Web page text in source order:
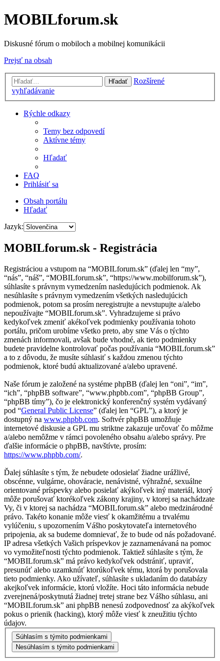
MOBILforum.sk
Diskusné fórum o mobiloch a mobilnej komunikácii
Prejsť na obsah
Hľadať
Rozšírené
vyhľadávanie
Rýchle odkazy
Temy bez odpovedí
Aktívne témy
Hľadať
FAQ
Prihlásiť sa
Obsah portálu
Hľadať
Jazyk:
MOBILforum.sk - Registrácia
Registráciou a vstupom na “MOBILforum.sk” (ďalej len “my”,
“nás”, “náš”, “MOBILforum.sk”, “https://www.mobilforum.sk”),
súhlasíte s právnym vymedzením nasledujúcich podmienok. Ak
nesúhlasíte s právnym vymedzením všetkých nasledujúcich
podmienok, potom sa prosím neregistrujte a nevstupujte a/alebo
nepoužívajte “MOBILforum.sk”. Vyhradzujeme si právo
kedykoľvek zmeniť akékoľvek podmienky používania tohoto
portálu, pričom urobíme všetko preto, aby sme Vás o týchto
zmenách informovali, avšak bude vhodné, ak tieto podmienky
budete pravidelne kontrolovať počas používania “MOBILforum.sk”
a to z dôvodu, že musíte súhlasiť s každou zmenou týchto
podmienok, ktoré budú aktualizované a/alebo upravené.
Naše fórum je založené na systéme phpBB (ďalej len “oni”, “im”,
“ich”, “phpBB software”, “www.phpbb.com”, “phpBB Group”,
“phpBB tímy”), čo je elektronický konferenčný systém vydávaný
pod “General Public License” (ďalej len “GPL”), a ktorý je
dostupný na www.phpbb.com. Softvér phpBB umožňuje
internetové diskusie a GPL mu striktne zakazuje určovať čo môžme
a/alebo nemôžme v rámci povoleného obsahu a/alebo správy. Pre
ďalšie informácie o phpBB, navštívte, prosím:
https://www.phpbb.com/.
Ďalej súhlasíte s tým, že nebudete odosielať žiadne urážlivé,
obscénne, vulgárne, ohováracie, nenávistné, výhražné, sexuálne
orientované príspevky alebo posielať akýkoľvek iný materiál, ktorý
môže porušovať ktorékoľvek zákony krajiny, v ktorej sa nachádzate
Vy, či v ktorej sa nachádza “MOBILforum.sk” alebo medzinárodné
právo. Takéto konanie môže viesť k okamžitému a trvalému
vylúčeniu, s upozornením Vášho poskytovateľa internetového
pripojenia, ak sa budeme domnievať, že to bude od nás požadované.
IP adresa všetkých Vašich príspevkov je zaznamenávaná na pomoc
vo vymožiteľnosti týchto podmienok. Taktiež súhlasíte s tým, že
“MOBILforum.sk” má právo kedykoľvek odstrániť, upraviť,
presunúť alebo uzamknúť ktorúkoľvek tému, ktorá by porušovala
tieto podmienky. Ako užívateľ, súhlasíte s ukladaním do databázy
akejkoľvek informácie, ktorú vložíte. Hoci táto informácia nebude
zverejnená/poskytnutá žiadnej tretej strane bez Vášho súhlasu, ani
“MOBILforum.sk” ani phpBB nenesú zodpovednosť za akýkoľvek
pokus o prienik (hacking), ktorý môže viesť k zneužitiu týchto
údajov.